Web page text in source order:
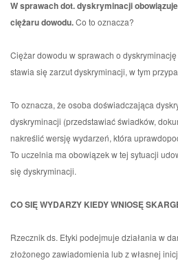
W sprawach dot. dyskryminacji
ciężaru dowodu.Co to oznacza?
Ciężar dowodu w sprawach o
stawia się zarzut dyskryminacji, w tym
To oznacza, że osoba doświadczająca
dyskryminacji (przedstawiać świadków,
nakreślić wersję wydarzeń, która
To uczelnia ma obowiązek w tej sytuacji
się dyskryminacji.
CO SIĘ WYDARZY KIEDY WNIOSĘ
Rzecznik ds. Etyki podejmuje działania w
złożonego zawiadomienia lub z własnej